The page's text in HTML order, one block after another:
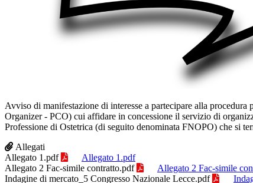
Avviso di manifestazione di interesse a partecipare alla
Organizer - PCO) cui affidare in concessione il servizio di
Professione di Ostetrica (di seguito denominata FNOPO) che si
Allegati
Allegato 1.pdf
Allegato 1.pdf
Allegato 2 Fac-simile contratto.pdf
Allegato 2 Fac-simile
Indagine di mercato_5 Congresso Nazionale Lecce.pdf